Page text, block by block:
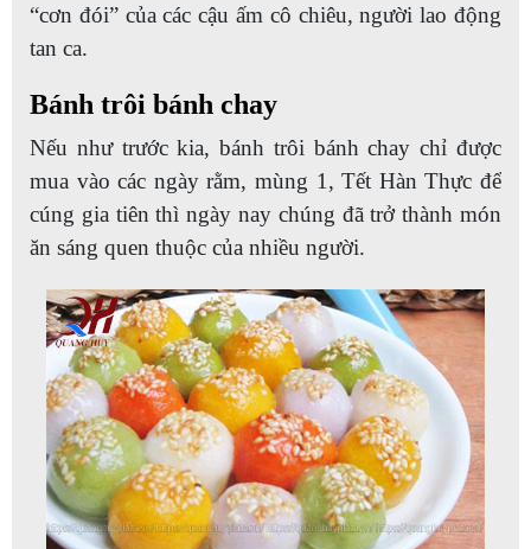
“cơn đói” của các cậu ấm cô chiêu, người lao động
tan ca.
Bánh trôi bánh chay
Nếu như trước kia, bánh trôi bánh chay chỉ được
mua vào các ngày rằm, mùng 1, Tết Hàn Thực để
cúng gia tiên thì ngày nay chúng đã trở thành món
ăn sáng quen thuộc của nhiều người.